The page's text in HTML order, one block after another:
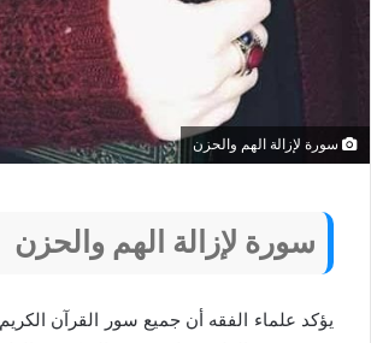
سورة لإزالة الهم والحزن
سورة لإزالة الهم والحزن
يؤكد علماء الفقه أن جميع سور القرآن الكريم